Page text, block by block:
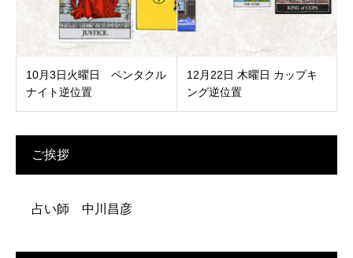
10月3日火曜日 ペンタクル
ナイト逆位置
12月22日 木曜日 カップキ
ング逆位置
ご挨拶
占い師 中川昌彦